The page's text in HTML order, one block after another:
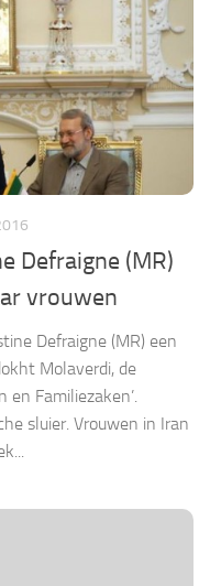
Defraigne (MR)
vrouwen
Defraigne (MR) een
Molaverdi, de
en Familiezaken’.
sluier. Vrouwen in Iran